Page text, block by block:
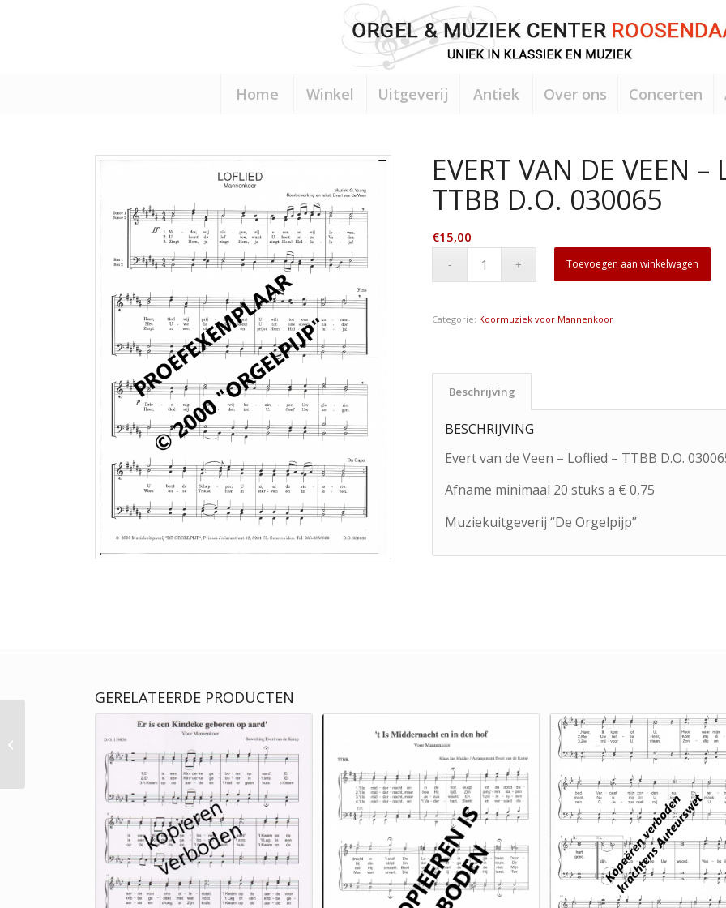
Home Winkel Uitgeverij Antiek Over ons Concerten
EVERT VAN DE VEEN –
TTBB D.O. 030065
€15,00
Toevoegen aan winkelwagen
Categorie: Koormuziek voor Mannenkoor
Beschrijving
BESCHRIJVING
Evert van de Veen – Loflied – TTBB D.O.
Afname minimaal 20 stuks a € 0,75
Muziekuitgeverij “De Orgelpijp”
GERELATEERDE PRODUCTEN
Lord’s Prayer – TTBB